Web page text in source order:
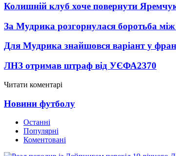
Колишній клуб хоче повернути
За Мудрика розгорнулася боротьба
Для Мудрика знайшовся варіант у
ЛНЗ отримав штраф від УЄФА2370
Читати коментарі
Новини футболу
Останні
Популярні
Коментовані